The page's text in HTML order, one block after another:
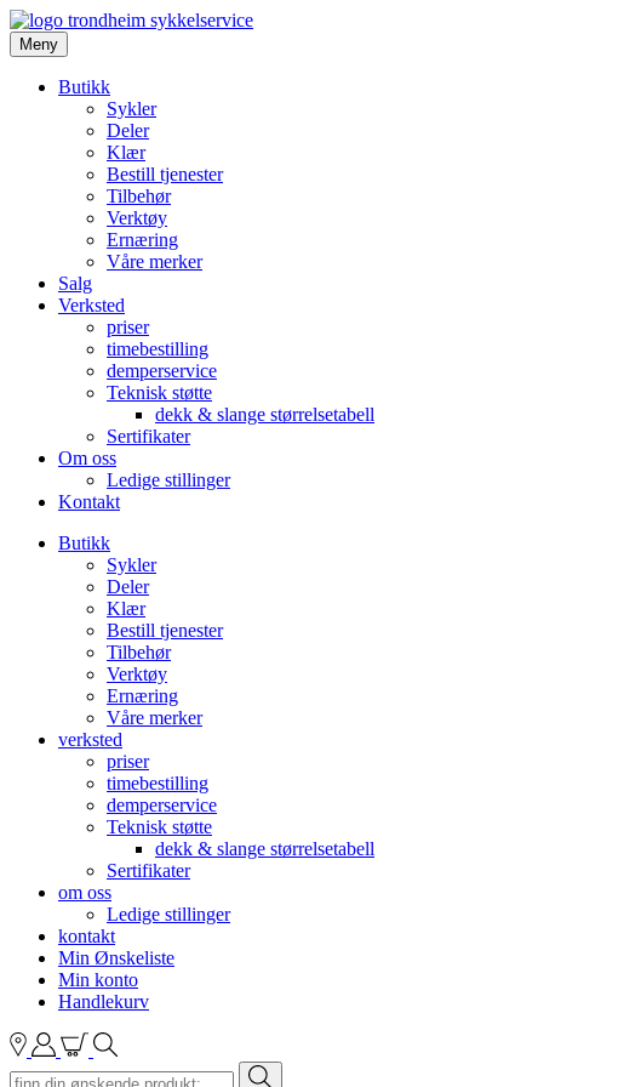
Meny
Butikk
Sykler
Deler
Klær
Bestill tjenester
Tilbehør
Verktøy
Ernæring
Våre merker
Salg
Verksted
priser
timebestilling
demperservice
Teknisk støtte
dekk & slange størrelsetabell
Sertifikater
Om oss
Ledige stillinger
Kontakt
Butikk
Sykler
Deler
Klær
Bestill tjenester
Tilbehør
Verktøy
Ernæring
Våre merker
verksted
priser
timebestilling
demperservice
Teknisk støtte
dekk & slange størrelsetabell
Sertifikater
om oss
Ledige stillinger
kontakt
Min Ønskeliste
Min konto
Handlekurv